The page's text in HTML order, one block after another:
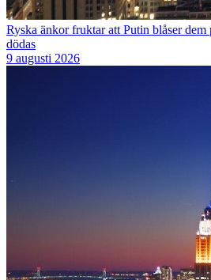
Ryska änkor fruktar att Putin blåser
dödas
9 augusti 2026